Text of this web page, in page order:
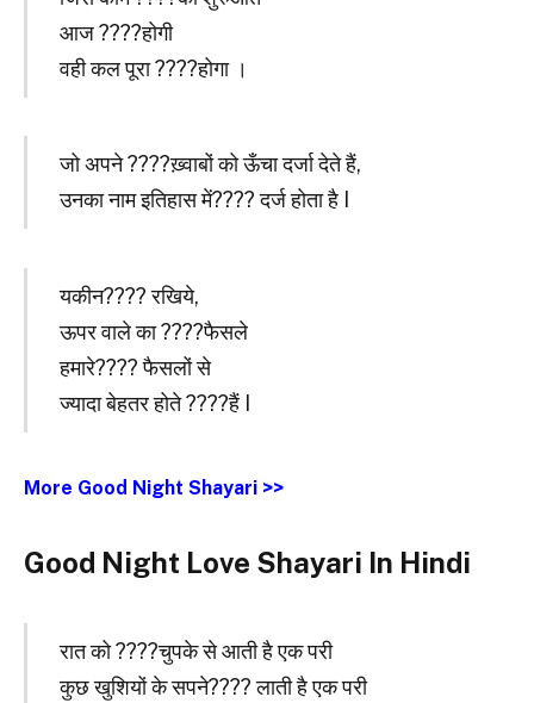
आज ????होगी
वही कल पूरा ????होगा ।
जो अपने ????ख़्वाबों को ऊँचा दर्जा देते हैं,
उनका नाम इतिहास में???? दर्ज होता है I
यकीन???? रखिये,
ऊपर वाले का ????फैसले
हमारे???? फैसलों से
ज्यादा बेहतर होते ????हैं I
More Good Night Shayari >>
Good Night Love Shayari In Hindi
रात को ????चुपके से आती है एक परी
कुछ खुशियों के सपने???? लाती है एक परी